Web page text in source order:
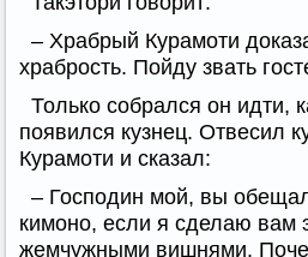
– Храбрый Курамоти
храбрость. Пойду звать
Только собрался он идти,
появился кузнец. Отвесил
Курамоти и сказал:
– Господин мой, вы
кимоно, если я сделаю вам
жемчужными вишнями.